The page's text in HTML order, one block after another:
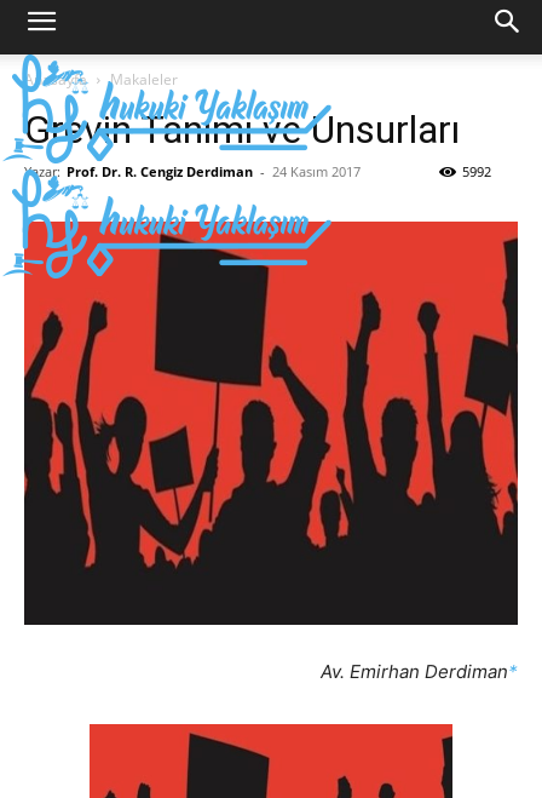
Anasayfa Makaleler
Grevin Tanımı ve Unsurları
Yazar: Prof. Dr. R. Cengiz Derdiman - 24 Kasım 2017 5992
Av. Emirhan Derdiman*